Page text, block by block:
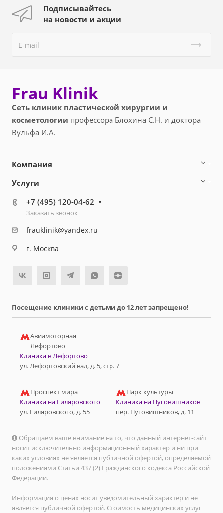
Подписывайтесь
на новости и акции
Frau Klinik
Сеть клиник пластической хирургии и
косметологии профессора Блохина С.Н. и доктора
Вульфа И.А.
Компания
Услуги
+7 (495) 120-04-62
Заказать звонок
frauklinik@yandex.ru
г. Москва
Посещение клиники с детьми до 12 лет запрещено!
Авиамоторная
Лефортово
Клиника в Лефортово
ул. Лефортовский вал, д. 5, стр. 7
Проспект мира
Клиника на Гиляровского
ул. Гиляровского, д. 55
Парк культуры
Клиника на Пуговишников
пер. Пуговишников, д. 11
Обращаем ваше внимание на то, что данный интернет-сайт
носит исключительно информационный характер и ни при
каких условиях не является публичной офертой, определяемой
положениями Статьи 437 (2) Гражданского кодекса Российской
Федерации.
Информация о ценах носит уведомительный характер и не
является публичной офертой. Стоимость медицинских услуг